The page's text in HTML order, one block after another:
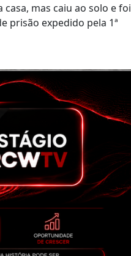
mas caiu ao solo e foi
prisão expedido pela 1ª